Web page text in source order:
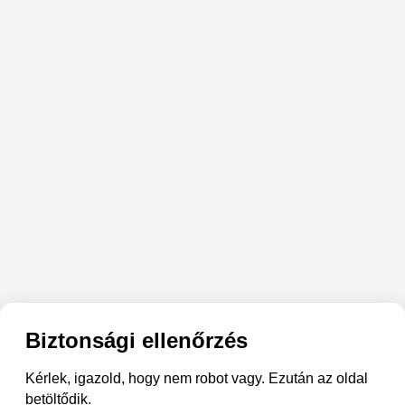
Biztonsági ellenőrzés
Kérlek, igazold, hogy nem robot vagy. Ezután az oldal
betöltődik.